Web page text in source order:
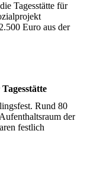
Tagesstätte für
Euro aus der
Rund 80
der
festlich